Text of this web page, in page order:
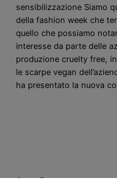
sensibilizzazione Siamo
della fashion week che
quello che possiamo
interesse da parte delle
produzione cruelty free,
le scarpe vegan
ha presentato la nuova
CostoZero.com